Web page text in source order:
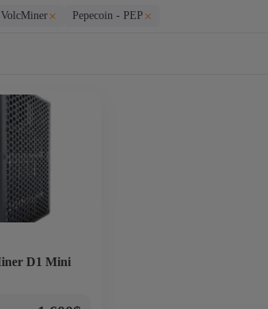
VolcMiner× Pepecoin - PEP ×
D1 Mini